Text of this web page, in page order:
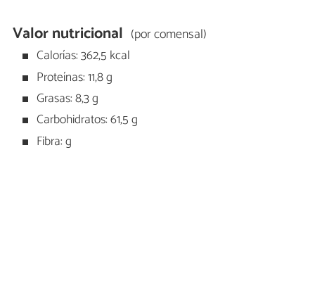
Valor nutricional (por comensal)
Calorías: 362,5 kcal
Proteínas: 11,8 g
Grasas: 8,3 g
Carbohidratos: 61,5 g
Fibra: g